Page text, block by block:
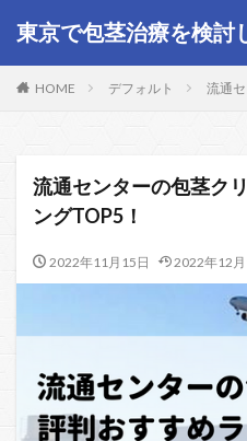
東京で包茎治療を検討
HOME デフォルト 流通
流通センターの包茎ク
ングTOP5！
2022年11月15日 2022年12